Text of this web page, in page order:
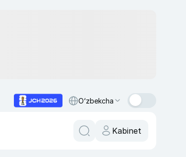
O‘zbekcha
Kabinet